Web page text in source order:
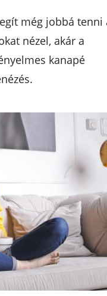
még jobbá tenni
nézel, akár a
kanapé